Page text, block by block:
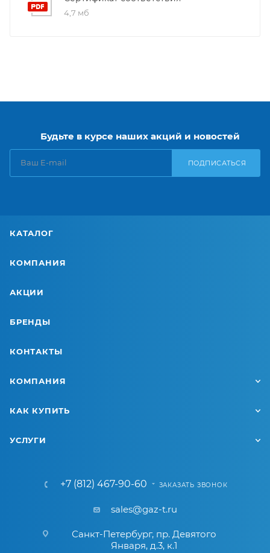
4,7 мб
Будьте в курсе наших акций и новостей
ПОДПИСАТЬСЯ
КАТАЛОГ
КОМПАНИЯ
АКЦИИ
БРЕНДЫ
КОНТАКТЫ
КОМПАНИЯ
КАК КУПИТЬ
УСЛУГИ
+7 (812) 467-90-60 ЗАКАЗАТЬ ЗВОНОК
sales@gaz-t.ru
Санкт-Петербург, пр. Девятого
Января, д.3, к.1